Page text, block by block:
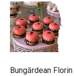
Bungărdean